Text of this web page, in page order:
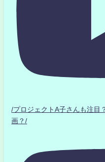
/プロジェクトA子さんも注
画？/